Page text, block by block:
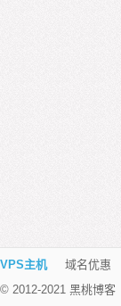
VPS主机 域名优惠
© 2012-2021 黑桃博客